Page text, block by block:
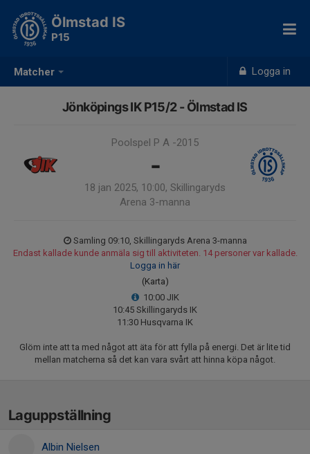
Matcher Logga in
Ölmstad IS
P15
Jönköpings IK P15/2 - Ölmstad IS
Poolspel P A -2015
-
18 jan 2025, 10:00, Skillingaryds
Arena 3-manna
Samling 09:10, Skillingaryds Arena 3-manna
Endast kallade kunde anmäla sig till aktiviteten. 14 personer var kallade.
Logga in här
(Karta)
10:00 JIK
10:45 Skillingaryds IK
11:30 Husqvarna IK
Glöm inte att ta med något att äta för att fylla på energi. Det är lite tid
mellan matcherna så det kan vara svårt att hinna köpa något.
Laguppställning
Albin Nielsen